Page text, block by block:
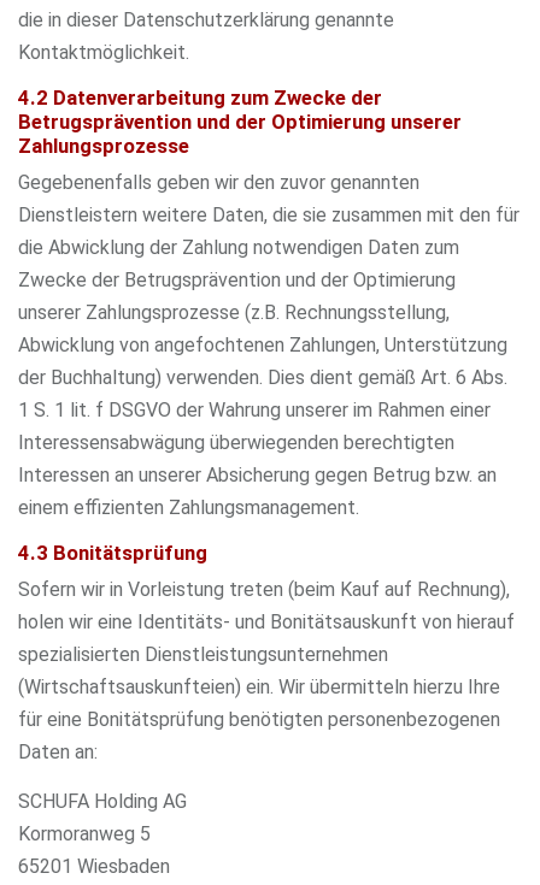
die in dieser Datenschutzerklärung genannte
Kontaktmöglichkeit.
4.2 Datenverarbeitung zum Zwecke der
Betrugsprävention und der Optimierung unserer
Zahlungsprozesse
Gegebenenfalls geben wir den zuvor genannten
Dienstleistern weitere Daten, die sie zusammen mit den für
die Abwicklung der Zahlung notwendigen Daten zum
Zwecke der Betrugsprävention und der Optimierung
unserer Zahlungsprozesse (z.B. Rechnungsstellung,
Abwicklung von angefochtenen Zahlungen, Unterstützung
der Buchhaltung) verwenden. Dies dient gemäß Art. 6 Abs.
1 S. 1 lit. f DSGVO der Wahrung unserer im Rahmen einer
Interessensabwägung überwiegenden berechtigten
Interessen an unserer Absicherung gegen Betrug bzw. an
einem effizienten Zahlungsmanagement.
4.3 Bonitätsprüfung
Sofern wir in Vorleistung treten (beim Kauf auf Rechnung),
holen wir eine Identitäts- und Bonitätsauskunft von hierauf
spezialisierten Dienstleistungsunternehmen
(Wirtschaftsauskunfteien) ein. Wir übermitteln hierzu Ihre
für eine Bonitätsprüfung benötigten personenbezogenen
Daten an:
SCHUFA Holding AG
Kormoranweg 5
65201 Wiesbaden